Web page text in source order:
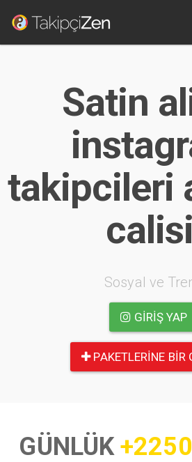
Satin
takipcileri
Sosyal ve
GIRIŞ YAP
PAKETLERINE BIR
GÜNLÜK+2250